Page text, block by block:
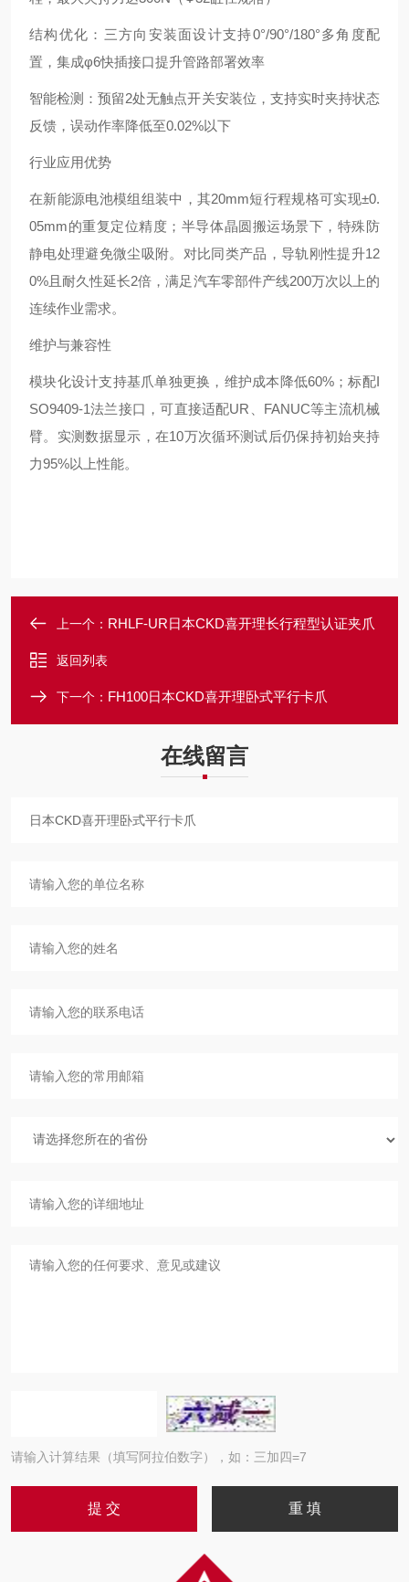
结构优化：三方向安装面设计支持0°/90°/180°多角度配
置，集成φ6快插接口提升管路部署效率
智能检测：预留2处无触点开关安装位，支持实时夹持状态
反馈，误动作率降低至0.02%以下
行业应用优势
在新能源电池模组组装中，其20mm短行程规格可实现±0.
05mm的重复定位精度；半导体晶圆搬运场景下，特殊防
静电处理避免微尘吸附。对比同类产品，导轨刚性提升12
0%且耐久性延长2倍，满足汽车零部件产线200万次以上的
连续作业需求。
维护与兼容性
模块化设计支持基爪单独更换，维护成本降低60%；标配I
SO9409-1法兰接口，可直接适配UR、FANUC等主流机械
臂。实测数据显示，在10万次循环测试后仍保持初始夹持
力95%以上性能。
上一个： RHLF-UR日本CKD喜开理长行程型认证夹爪
返回列表
下一个： FH100日本CKD喜开理卧式平行卡爪
在线留言
请输入计算结果（填写阿拉伯数字），如：三加四=7